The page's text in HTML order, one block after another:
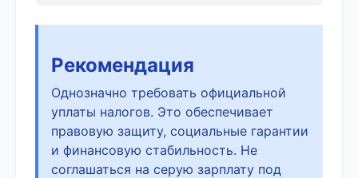
Рекомендация
Однозначно требовать официальной
уплаты налогов. Это обеспечивает
правовую защиту, социальные гарантии
и финансовую стабильность. Не
соглашаться на серую зарплату под